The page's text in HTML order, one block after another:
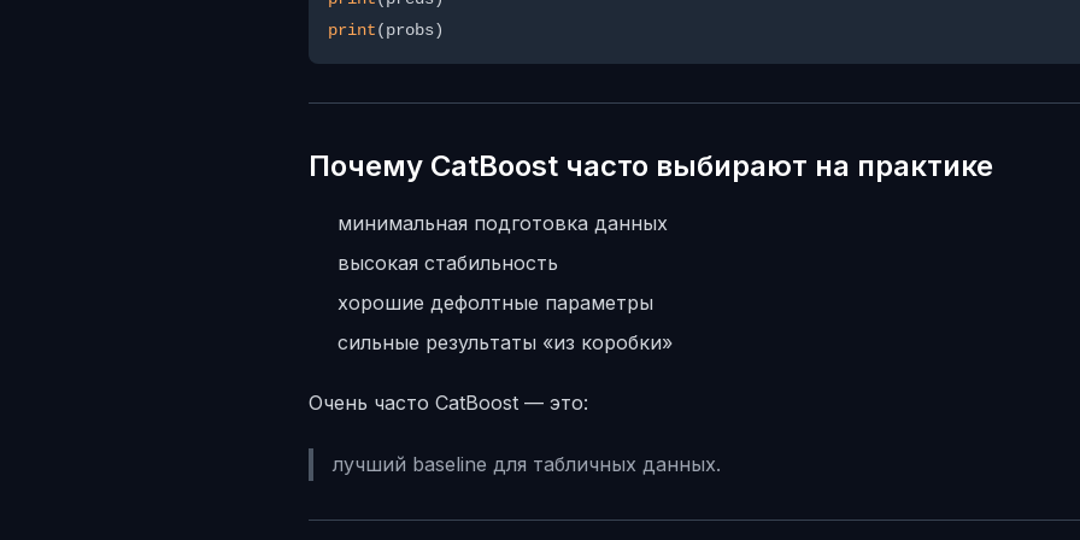
print
Почему CatBoost часто выбирают на практике
минимальная подготовка данных
высокая стабильность
хорошие дефолтные параметры
сильные результаты «из коробки»
Очень часто CatBoost — это:
лучший baseline для табличных данных.